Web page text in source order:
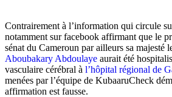
Contrairement à l’information qui circule
notamment sur facebook affirmant que le
sénat du Cameroun par ailleurs sa majesté
Aboubakary Abdoulaye aurait été
vasculaire cérébral à l’hôpital régional de
menées par l’équipe de KubaaruCheck
affirmation est fausse.